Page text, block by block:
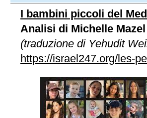
I bambini piccoli del
Analisi di Michelle Mazel
(traduzione di Yehudit
https://israel247.org/les-